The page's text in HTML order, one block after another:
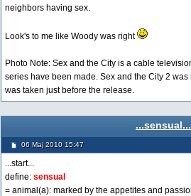
neighbors having sex.
Look's to me like Woody was right
Photo Note: Sex and the City is a cable
series have been made. Sex and the City 2
was taken just before the release.
...sensual...
06 Maj 2010 15:47
...start...
define: sensual
= animal(a): marked by the appetites and